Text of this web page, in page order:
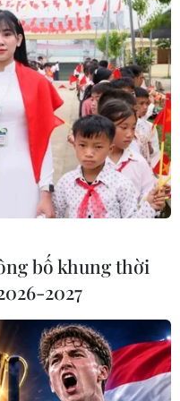
tầm
Triều
hệ
bố khung thời
2027